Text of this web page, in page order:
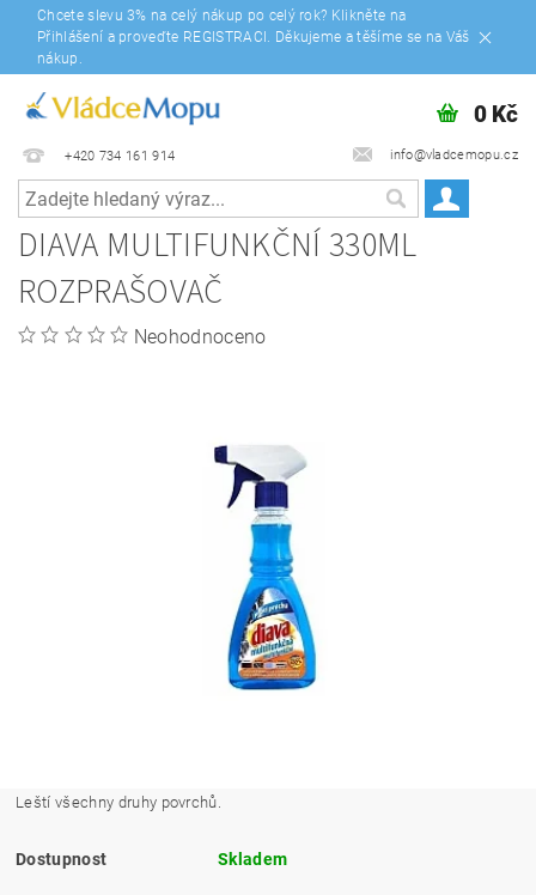
Chcete slevu 3% na celý nákup po celý rok? Klikněte na
Přihlášení a proveďte REGISTRACI. Děkujeme a těšíme se na Váš
nákup.
+420 734 161 914 info@vladcemopu.cz
0 Kč
DIAVA MULTIFUNKČNÍ 330ML
ROZPRAŠOVAČ
Neohodnoceno
Leští všechny druhy povrchů.
Dostupnost Skladem